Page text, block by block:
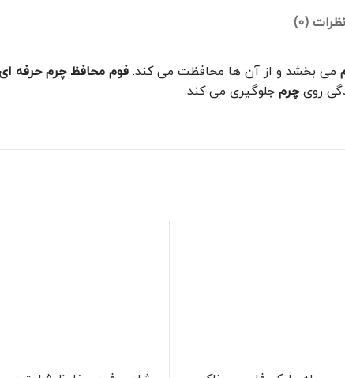
نظرات (0)
می بخشد و از آن ها محافظت می کند. فوم محافظ چرم حرفه
رویچرم جلوگيری می کند.